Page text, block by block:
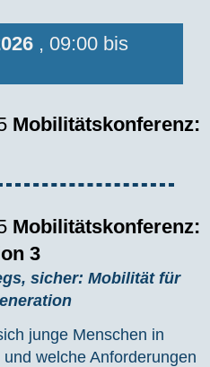
, 09:00 bis
Mobilitätskonferenz:
Mobilitätskonferenz:
3
sicher: Mobilität für
junge Menschen in
welche Anforderungen